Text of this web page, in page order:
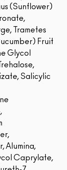
(Sunflower)
Trametes
Fruit
Glycol
Salicylic
Alumina,
Caprylate,